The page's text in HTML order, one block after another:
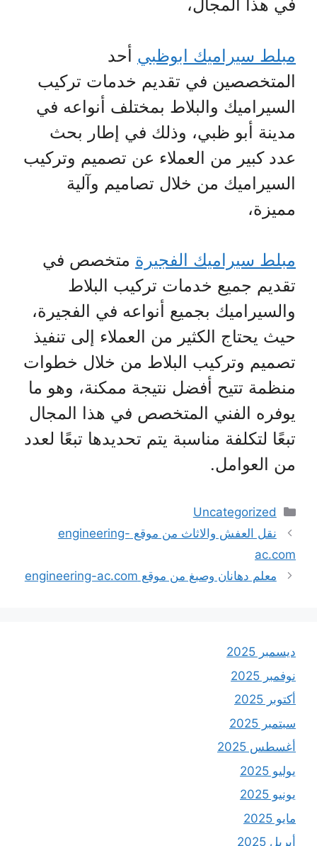
في هذا المجال،
مبلط سيراميك ابوظبي أحد
المتخصصين في تقديم خدمات تركيب
السيراميك والبلاط بمختلف أنواعه في
مدينة أبو ظبي، وذلك في إطار بحث
عدد كبير من العملاء عن تصميم وتركيب
السيراميك من خلال تصاميم وآلية
مميزة،
مبلط سيراميك الفجيرة متخصص في
تقديم جميع خدمات تركيب البلاط
والسيراميك بجميع أنواعه في الفجيرة،
حيث يحتاج الكثير من العملاء إلى تنفيذ
تصميم وتركيب البلاط من خلال خطوات
منظمة تتيح أفضل نتيجة ممكنة، وهو ما
يوفره الفني المتخصص في هذا المجال
تبعًا لتكلفة مناسبة يتم تحديدها تبعًا لعدد
من العوامل.
التصنيفات
Uncategorized
نقل العفش والاثاث من موقع engineering-
ac.com
معلم دهانان وصبغ من موقع engineering-ac.com
ديسمبر 2025
نوفمبر 2025
أكتوبر 2025
سبتمبر 2025
أغسطس 2025
يوليو 2025
يونيو 2025
مايو 2025
أبريل 2025